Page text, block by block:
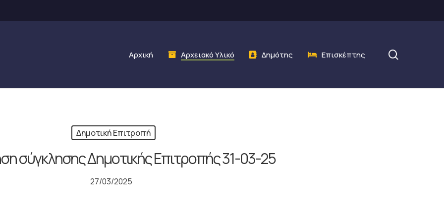
Αρχική Αρχειακό Υλικό Δημότης Επισκέπτης
Δημοτική Επιτροπή
σύγκλησης Δημοτικής Επιτροπής 31-03-25
27/03/2025